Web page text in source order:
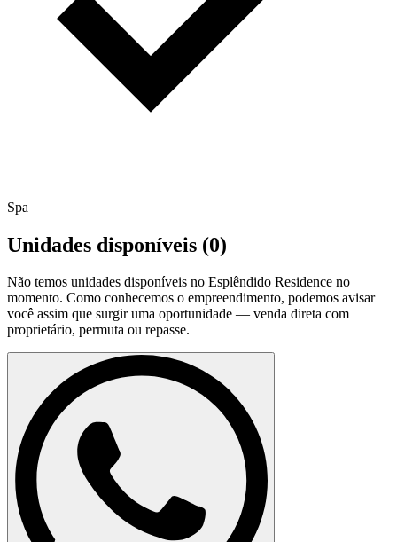
Spa
Unidades disponíveis (0)
Não temos unidades disponíveis no Esplêndido Residence no
momento. Como conhecemos o empreendimento, podemos avisar
você assim que surgir uma oportunidade — venda direta com
proprietário, permuta ou repasse.